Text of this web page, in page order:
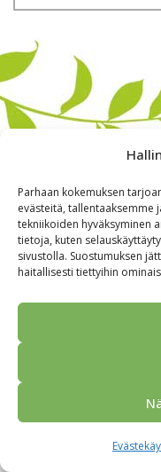
Parhaan kokemuksen
evästeitä, tallentaaksemme
tekniikoiden hyväksyminen
tietoja, kuten
sivustolla. Suostumuksen
haitallisesti tiettyihin
Alkuun Ryhmille
Yhteistyökumppanit
© 2026 Porvoo